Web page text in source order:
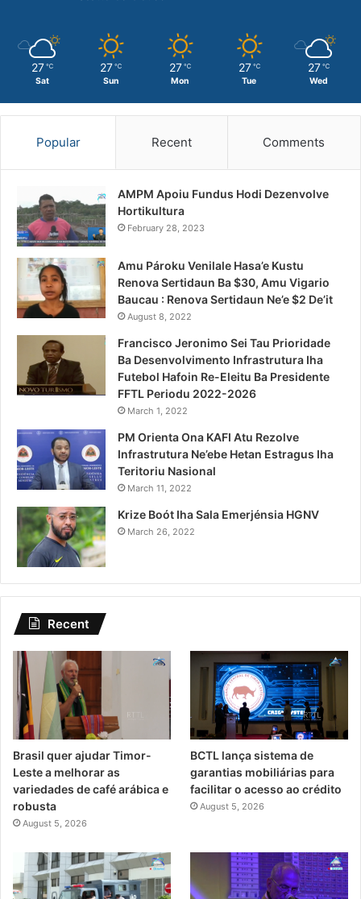
27 ℃
Sat
27 ℃
Sun
27 ℃
Mon
27 ℃
Tue
27 ℃
Wed
Popular Recent Comments
AMPM Apoiu Fundus Hodi Dezenvolve
Hortikultura
February 28, 2023
Amu Pároku Venilale Hasa’e Kustu
Renova Sertidaun Ba $30, Amu Vigario
Baucau : Renova Sertidaun Ne’e $2 De’it
August 8, 2022
Francisco Jeronimo Sei Tau Prioridade
Ba Desenvolvimento Infrastrutura Iha
Futebol Hafoin Re-Eleitu Ba Presidente
FFTL Periodu 2022-2026
March 1, 2022
PM Orienta Ona KAFI Atu Rezolve
Infrastrutura Ne’ebe Hetan Estragus Iha
Teritoriu Nasional
March 11, 2022
Krize Boót Iha Sala Emerjénsia HGNV
March 26, 2022
Recent
Brasil quer ajudar Timor-
Leste a melhorar as
variedades de café arábica e
robusta
August 5, 2026
BCTL lança sistema de
garantias mobiliárias para
facilitar o acesso ao crédito
August 5, 2026